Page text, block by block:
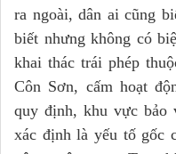
ra ngoài, dân ai cũng
biết nhưng không có
khai thác trái phép
Côn Sơn, cấm hoạt
quy định, khu vực bảo
xác định là yếu tố gốc